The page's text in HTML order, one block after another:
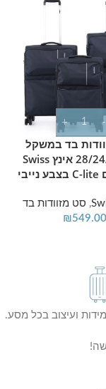
מזוודות בד במשקל
נוצה 28/24/20 אינץ Swiss
, סט מזוודות בד
₪549.00
ועיצוב בכל מסע.